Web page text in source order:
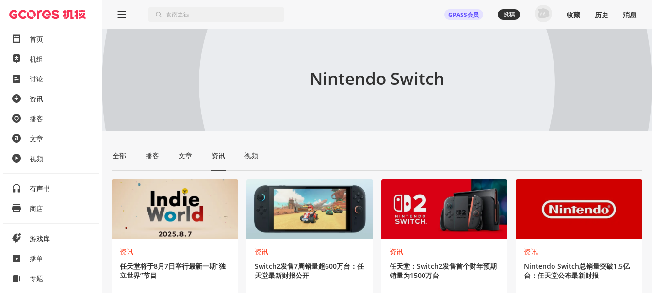
首页
机组
讨论
资讯
播客
文章
视频
有声书
商店
游戏库
播单
专题
GPASS会员 收藏 历史 消息
Nintendo Switch
全部 播客 文章 资讯 视频
资讯
任天堂将于8月7日举行最新一期“独
立世界”节目
资讯
Switch2发售7周销量超600万台：任
天堂最新财报公开
资讯
任天堂：Switch2发售首个财年预期
销量为1500万台
资讯
Nintendo Switch总销量突破1.5亿
台：任天堂公布最新财报